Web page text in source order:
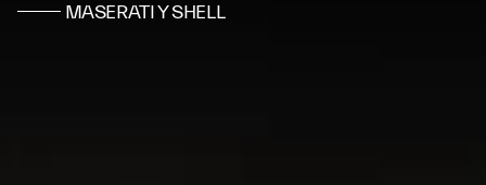
MASERATI Y SHELL